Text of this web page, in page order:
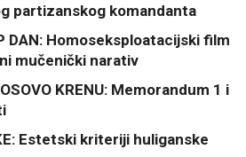
partizanskog komandanta
DAN: Homoseksploatacijski film
mučenički narativ
KRENU: Memorandum 1 i
Estetski kriteriji huliganske